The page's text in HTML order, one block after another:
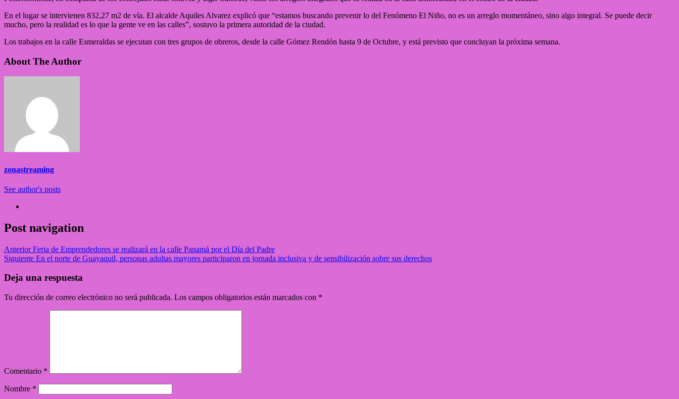
En el lugar se intervienen 832,27 m2 de vía. El alcalde Aquiles Alvarez explicó que “estamos buscando prevenir lo del Fenómeno El Niño, no es un arreglo momentáneo, sino algo integral. Se puede decir
mucho, pero la realidad es lo que la gente ve en las calles”, sostuvo la primera autoridad de la ciudad.
Los trabajos en la calle Esmeraldas se ejecutan con tres grupos de obreros, desde la calle Gómez Rendón hasta 9 de Octubre, y está previsto que concluyan la próxima semana.
About The Author
zonastreaming
See author's posts
Post navigation
AnteriorFeria de Emprendedores se realizará en la calle Panamá por el Día del Padre
Siguiente En el norte de Guayaquil, personas adultas mayores participaron en jornada inclusiva y de sensibilización sobre sus derechos
Deja una respuesta
Tu dirección de correo electrónico no será publicada. Los campos obligatorios están marcados con *
Comentario *
Nombre *